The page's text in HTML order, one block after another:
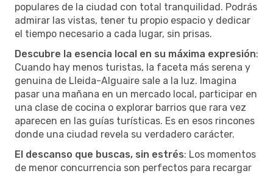
populares de la ciudad con total tranquilidad. Podrás
admirar las vistas, tener tu propio espacio y dedicar
el tiempo necesario a cada lugar, sin prisas.
Descubre la esencia local en su máxima expresión:
Cuando hay menos turistas, la faceta más serena y
genuina de Lleida-Alguaire sale a la luz. Imagina
pasar una mañana en un mercado local, participar en
una clase de cocina o explorar barrios que rara vez
aparecen en las guías turísticas. Es en esos rincones
donde una ciudad revela su verdadero carácter.
El descanso que buscas, sin estrés: Los momentos
de menor concurrencia son perfectos para recargar